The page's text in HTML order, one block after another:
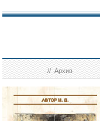
//Архив